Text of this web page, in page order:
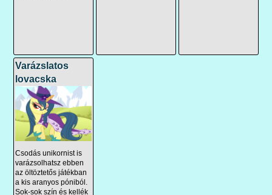
Varázslatos
lovacska
Csodás unikornist is
varázsolhatsz ebben
az öltöztetős játékban
a kis aranyos póniból.
Sok-sok szín és kellék